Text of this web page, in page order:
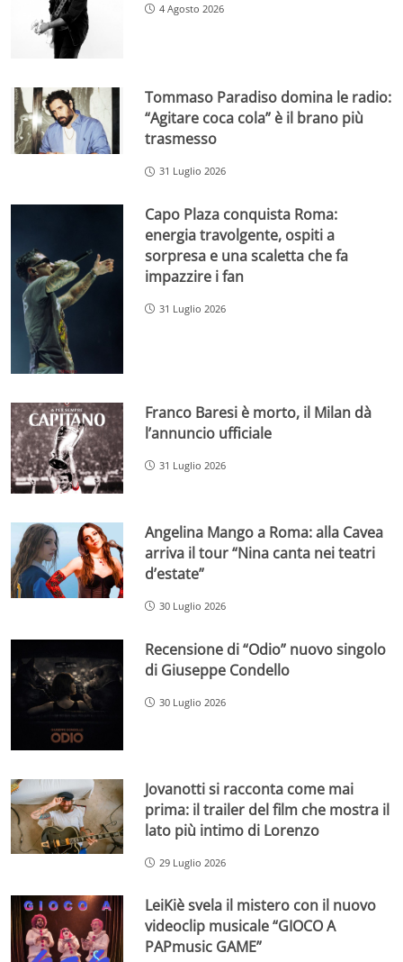
4 Agosto 2026
Tommaso Paradiso domina le radio:
“Agitare coca cola” è il brano più
trasmesso
31 Luglio 2026
Capo Plaza conquista Roma:
energia travolgente, ospiti a
sorpresa e una scaletta che fa
impazzire i fan
31 Luglio 2026
Franco Baresi è morto, il Milan dà
l’annuncio ufficiale
31 Luglio 2026
Angelina Mango a Roma: alla Cavea
arriva il tour “Nina canta nei teatri
d’estate”
30 Luglio 2026
Recensione di “Odio” nuovo singolo
di Giuseppe Condello
30 Luglio 2026
Jovanotti si racconta come mai
prima: il trailer del film che mostra il
lato più intimo di Lorenzo
29 Luglio 2026
LeiKiè svela il mistero con il nuovo
videoclip musicale “GIOCO A
PAPmusic GAME”